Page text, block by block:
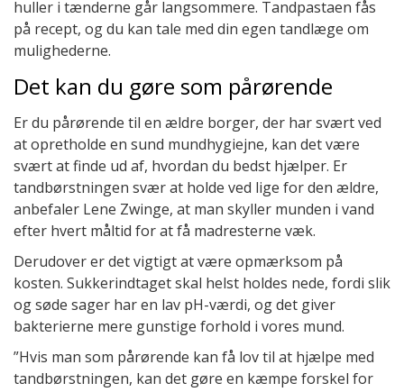
huller i tænderne går langsommere. Tandpastaen fås
på recept, og du kan tale med din egen tandlæge om
mulighederne.
Det kan du gøre som pårørende
Er du pårørende til en ældre borger, der har svært ved
at opretholde en sund mundhygiejne, kan det være
svært at finde ud af, hvordan du bedst hjælper. Er
tandbørstningen svær at holde ved lige for den ældre,
anbefaler Lene Zwinge, at man skyller munden i vand
efter hvert måltid for at få madresterne væk.
Derudover er det vigtigt at være opmærksom på
kosten. Sukkerindtaget skal helst holdes nede, fordi slik
og søde sager har en lav pH-værdi, og det giver
bakterierne mere gunstige forhold i vores mund.
”Hvis man som pårørende kan få lov til at hjælpe med
tandbørstningen, kan det gøre en kæmpe forskel for